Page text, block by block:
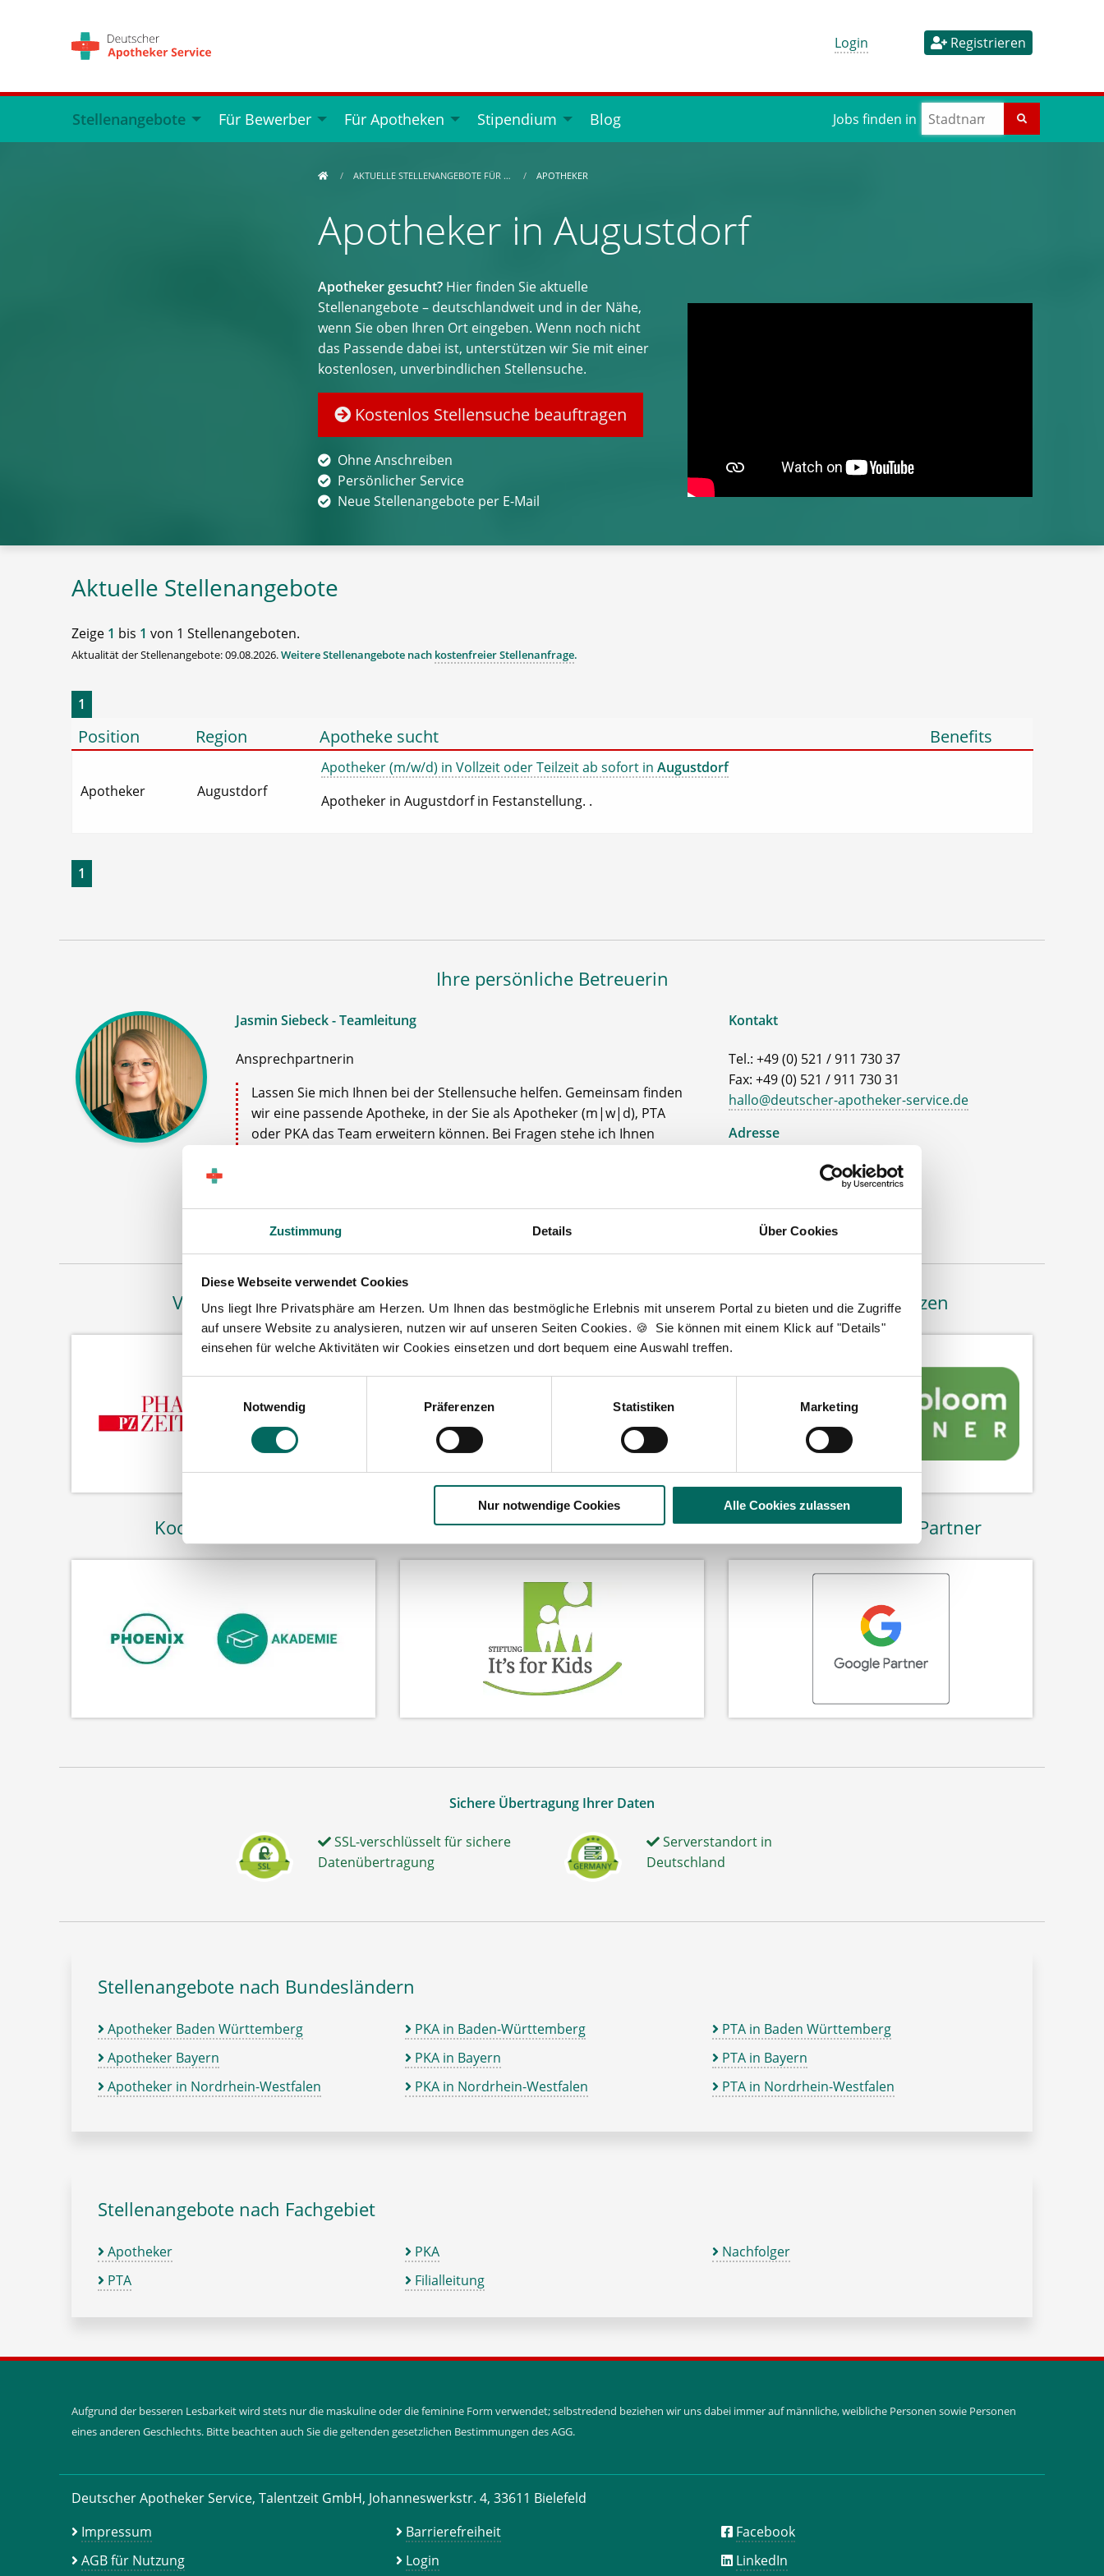
Zustimmung Details Über Cookies
Diese Webseite verwendet Cookies
Uns liegt Ihre Privatsphäre am Herzen. Um Ihnen das bestmögliche Erlebnis mit unserem Portal zu bieten und die Zugriffe
auf unsere Website zu analysieren, nutzen wir auf unseren Seiten Cookies. 🍪 Sie können mit einem Klick auf "Details"
einsehen für welche Aktivitäten wir Cookies einsetzen und dort bequem eine Auswahl treffen.
Notwendig
Präferenzen Statistiken Marketing
Nur notwendige Cookies Alle Cookies zulassen
Login Registrieren
Stellenangebote Für Bewerber Für Apotheken Stipendium Blog Jobs finden in
AKTUELLE STELLENANGEBOTE FÜR … APOTHEKER
Apotheker in Augustdorf
Apotheker gesucht? Hier finden Sie aktuelle
Stellenangebote – deutschlandweit und in der Nähe,
wenn Sie oben Ihren Ort eingeben. Wenn noch nicht
das Passende dabei ist, unterstützen wir Sie mit einer
kostenlosen, unverbindlichen Stellensuche.
Kostenlos Stellensuche beauftragen
Ohne Anschreiben
Persönlicher Service
Neue Stellenangebote per E-Mail
Aktuelle Stellenangebote
Zeige 1 bis 1 von 1 Stellenangeboten.
Aktualität der Stellenangebote: 09.08.2026.Weitere Stellenangebote nach kostenfreier Stellenanfrage.
1
Position Region Apotheke sucht Benefits
Apotheker Augustdorf
Apotheker (m/w/d) in Vollzeit oder Teilzeit ab sofort in Augustdorf
Apotheker in Augustdorf in Festanstellung. .
1
Ihre persönliche Betreuerin
Jasmin Siebeck - Teamleitung
Ansprechpartnerin
Lassen Sie mich Ihnen bei der Stellensuche helfen. Gemeinsam finden
wir eine passende Apotheke, in der Sie als Apotheker (m|w|d), PTA
oder PKA das Team erweitern können. Bei Fragen stehe ich Ihnen
Kontakt
Tel.: +49 (0) 521 / 911 730 37
Fax: +49 (0) 521 / 911 730 31
hallo@deutscher-apotheker-service.de
Adresse
Deutscher Apotheker Service
Johanneswerkstr. 4
33611 Bielefeld
Vertreten in Wir fördern Bäume pflanzen
Kooperation mit Wir fördern Wir sind Google-Partner
Sichere Übertragung Ihrer Daten
SSL-verschlüsselt für sichere
Datenübertragung
Serverstandort in
Deutschland
Stellenangebote nach Bundesländern
Apotheker Baden Württemberg
Apotheker Bayern
Apotheker in Nordrhein-Westfalen
PKA in Baden-Württemberg
PKA in Bayern
PKA in Nordrhein-Westfalen
PTA in Baden Württemberg
PTA in Bayern
PTA in Nordrhein-Westfalen
Stellenangebote nach Fachgebiet
Apotheker
PTA
PKA
Filialleitung
Nachfolger
Aufgrund der besseren Lesbarkeit wird stets nur die maskuline oder die feminine Form verwendet; selbstredend beziehen wir uns dabei immer auf männliche, weibliche Personen sowie Personen
eines anderen Geschlechts. Bitte beachten auch Sie die geltenden gesetzlichen Bestimmungen des AGG.
Deutscher Apotheker Service, Talentzeit GmbH, Johanneswerkstr. 4, 33611 Bielefeld
Impressum
AGB für Nutzung
Barrierefreiheit
Login
Facebook
LinkedIn